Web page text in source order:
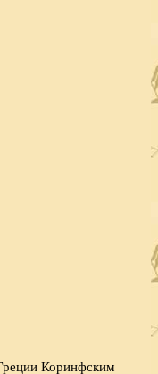
Коринфским